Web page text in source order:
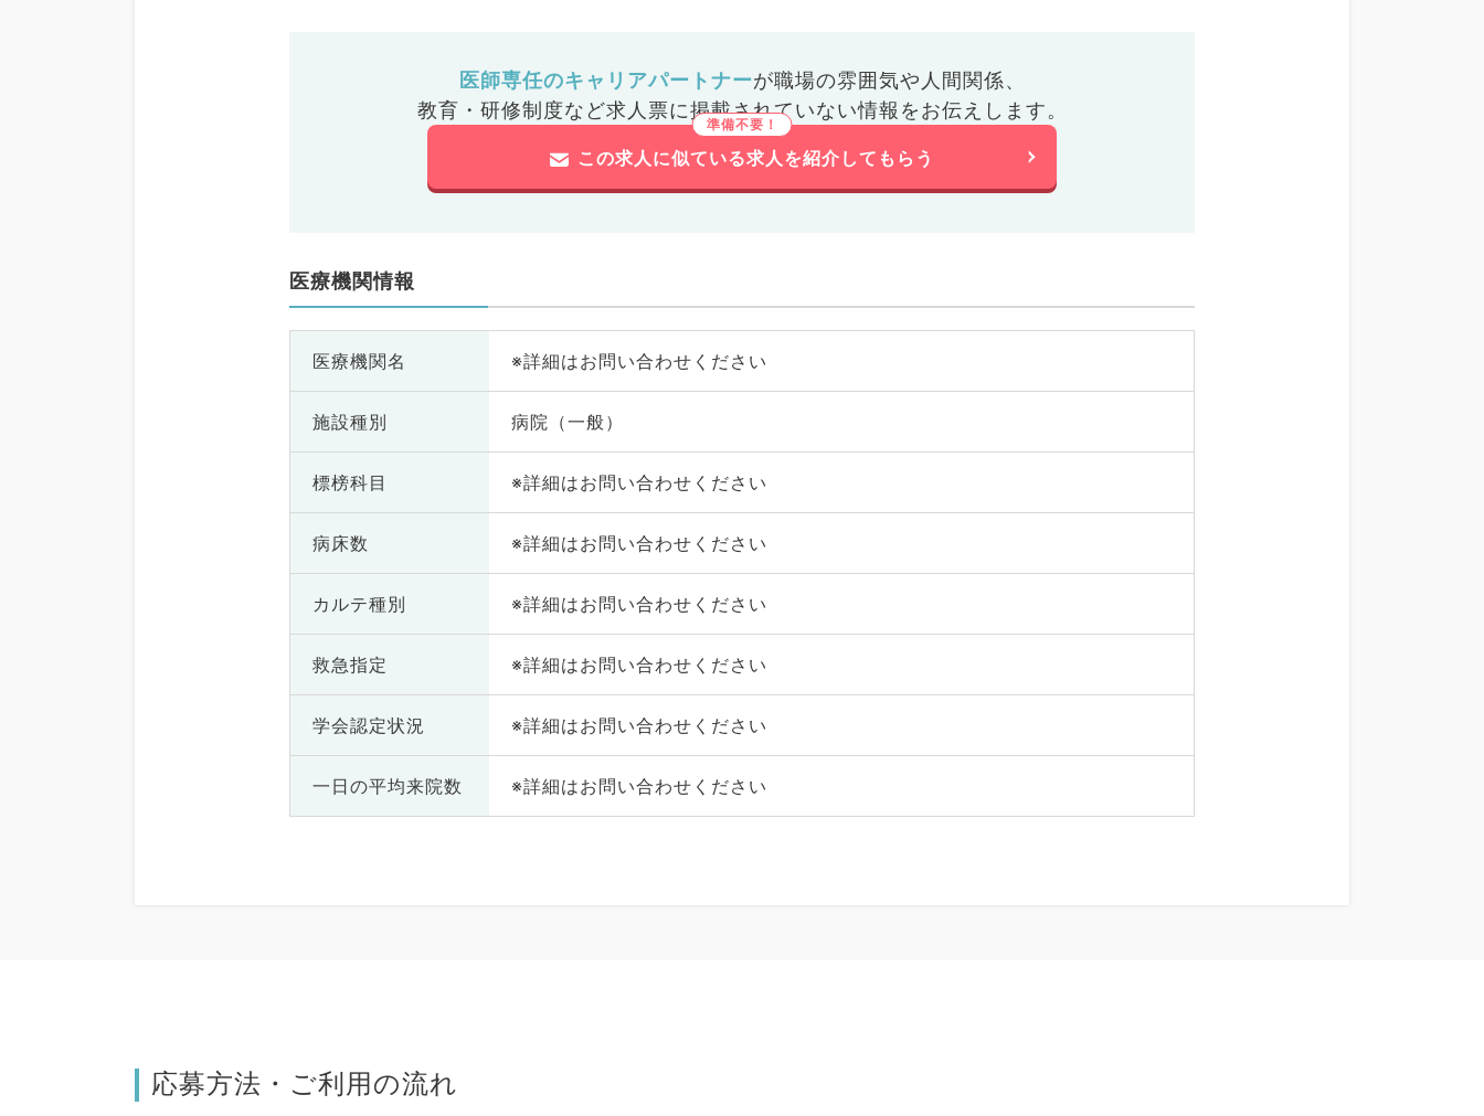
医師専任のキャリアパートナーが職場の雰囲気や人間関係、
教育・研修制度など求人票に掲載されていない情報をお伝えします。
この求人に似ている求人を紹介してもらう
医療機関情報
医療機関名 ※詳細はお問い合わせください
施設種別 病院（一般）
標榜科目 ※詳細はお問い合わせください
病床数 ※詳細はお問い合わせください
カルテ種別 ※詳細はお問い合わせください
救急指定 ※詳細はお問い合わせください
学会認定状況 ※詳細はお問い合わせください
一日の平均来院数 ※詳細はお問い合わせください
応募方法・ご利用の流れ